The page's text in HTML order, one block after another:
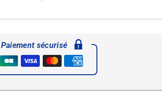
Paiement sécurisé